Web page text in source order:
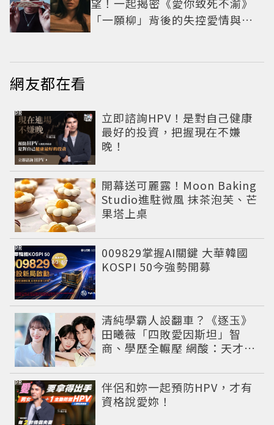
「一願柳」背後的失控愛情與爆
網友都在看
立即諮詢HPV！是對自己健康
最好的投資，把握現在不嫌
晚！
PR
開幕送可麗露！Moon Baking
Studio進駐微風 抹茶泡芙、芒
果塔上桌
009829掌握AI關鍵 大華韓國
KOSPI 50今強勢開募
PR
清純學霸人設翻車？《逐玉》
田曦薇「四敗愛因斯坦」智
商、學歷全輾壓 網酸：天才全
伴侶和妳一起預防HPV，才有
資格說愛妳！
PR